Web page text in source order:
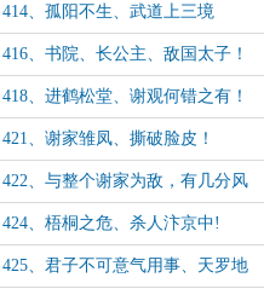
行依旧!
414、孤阳不生、武道上三境
416、书院、长公主、敌国太子！
418、进鹤松堂、谢观何错之有！
421、谢家雏凤、撕破脸皮！
422、与整个谢家为敌，有几分风
采！
424、梧桐之危、杀人汴京中!
425、君子不可意气用事、天罗地